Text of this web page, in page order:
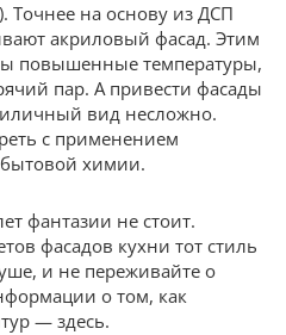
Точнее на основу из ДСП
акриловый фасад. Этим
повышенные температуры,
пар. А привести фасады
вид несложно.
с применением
химии.
фантазии не стоит.
фасадов кухни тот стиль
и не переживайте о
о том, как
— здесь.